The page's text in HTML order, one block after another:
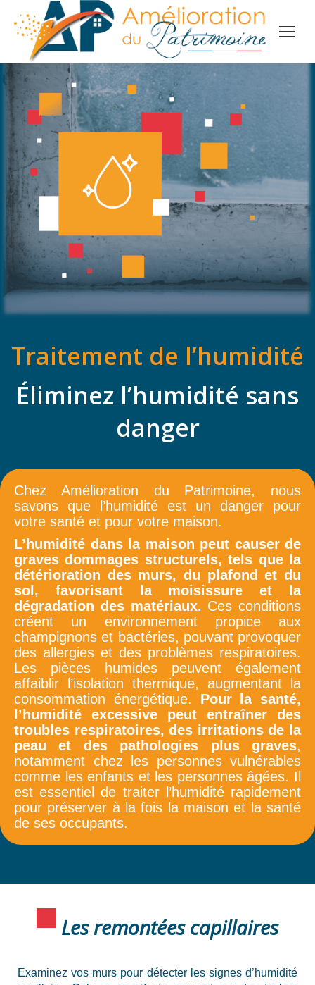
Traitement de l’humidité
Éliminez l’humidité sans
danger
Chez Amélioration du Patrimoine, nous
savons que l’humidité est un danger pour
votre santé et pour votre maison.
L’humidité dans la maison peut causer de
graves dommages structurels, tels que la
détérioration des murs, du plafond et du
sol, favorisant la moisissure et la
dégradation des matériaux. Ces conditions
créent un environnement propice aux
champignons et bactéries, pouvant provoquer
des allergies et des problèmes respiratoires.
Les pièces humides peuvent également
affaiblir l’isolation thermique, augmentant la
consommation énergétique. Pour la santé,
l’humidité excessive peut entraîner des
troubles respiratoires, des irritations de la
peau et des pathologies plus graves,
notamment chez les personnes vulnérables
comme les enfants et les personnes âgées. Il
est essentiel de traiter l’humidité rapidement
pour préserver à la fois la maison et la santé
de ses occupants.
Les remontées capillaires
Examinez vos murs pour détecter les signes d’humidité